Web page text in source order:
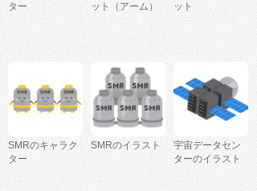
ター
ット（アーム）
ット
SMRのキャラク
ター
SMRのイラスト
宇宙データセン
ターのイラスト